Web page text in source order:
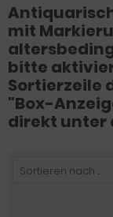
mit
bitte
Sortierzeile
"Box-
direkt unter
Sortieren nach ...